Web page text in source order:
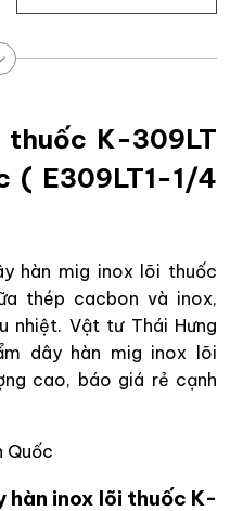
thuốc K-309LT
( E309LT1-1/4
hàn mig inox lõi thuốc
thép cacbon và inox,
nhiệt. Vật tư Thái Hưng
dây hàn mig inox lõi
cao, báo giá rẻ cạnh
Quốc
hàn inox lõi thuốc K-